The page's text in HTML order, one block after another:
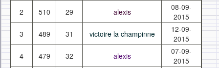
2
510 29 alexis
08-09-
2015
3
489 31 victoire la champinne
12-09-
2015
4
479 32 alexis
07-09-
2015